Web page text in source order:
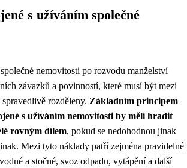
s užíváním společné
nemovitosti po rozvodu manželství
závazků a povinností, které musí být mezi
rozděleny. Základním principem
s užíváním nemovitosti by měli hradit
rovným dílem, pokud se nedohodnou jinak
Mezi tyto náklady patří zejména pravidelné
a stočné, svoz odpadu, vytápění a další